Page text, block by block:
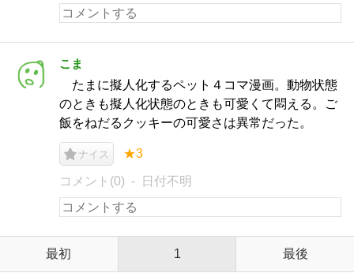
こま
たまに擬人化するペット４コマ漫画。動物状態
のときも擬人化状態のときも可愛くて悶える。ご
飯をねだるクッキーの可愛さは異常だった。
ナイス ★3
コメント(0) 日付不明
最初 1 最後